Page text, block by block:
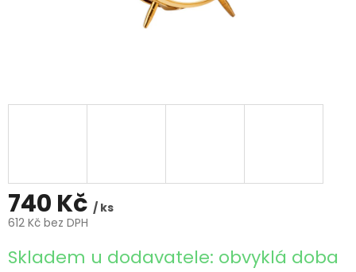
740 Kč / ks
612 Kč bez DPH
cena:
Skladem u dodavatele: obvyklá doba